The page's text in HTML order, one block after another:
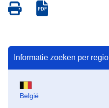
Save
as
Save
as
Informatie zoeken per regio
België